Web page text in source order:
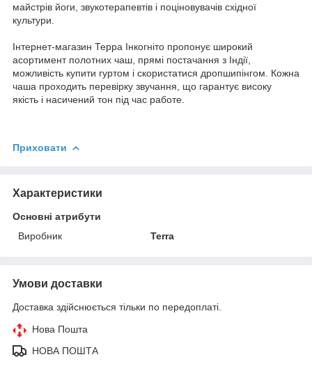
майстрів йоги, звукотерапевтів і поціновувачів східної
культури.
Інтернет-магазин Терра Інкогніто пропонує широкий
асортимент полотних чаш, прямі постачання з Індії,
можливість купити гуртом і скористатися дропшипінгом. Кожна
чаша проходить перевірку звучання, що гарантує високу
якість і насичений тон під час работе.
Приховати
Характеристики
Основні атрибути
Виробник
Terra
Умови доставки
Доставка здійснюється тільки по передоплаті.
Нова Пошта
НОВА ПОШТА